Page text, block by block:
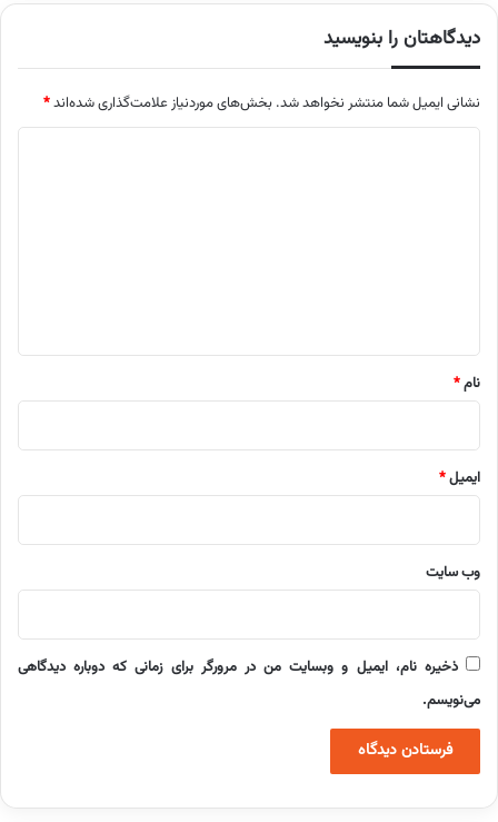
دیدگاهتان را بنویسید
نشانی ایمیل شما منتشر نخواهد شد. بخش‌های موردنیاز علامت‌گذاری شده‌اند*
نام*
ایمیل*
وب‌ سایت
ذخیره نام، ایمیل و وبسایت من در مرورگر برای زمانی که دوباره دیدگاهی
می‌نویسم.